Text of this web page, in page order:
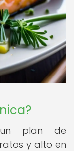
plan de
y alto en